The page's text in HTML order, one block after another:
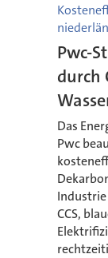
Pwc-
durch
Das
Pwc
Industrie
CCS,